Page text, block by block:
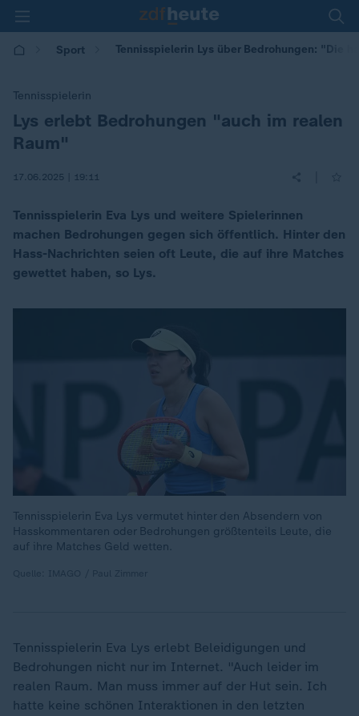
Sport Tennisspielerin Lys über Bedrohungen: "Die
Tennisspielerin
:Lys erlebt Bedrohungen "auch im realen
Raum"
17.06.2025 | 19:11
Tennisspielerin Eva Lys und weitere Spielerinnen
machen Bedrohungen gegen sich öffentlich. Hinter den
Hass-Nachrichten seien oft Leute, die auf ihre Matches
gewettet haben, so Lys.
Tennisspielerin Eva Lys vermutet hinter den Absendern von
Hasskommentaren oder Bedrohungen größtenteils Leute, die
auf ihre Matches Geld wetten.
Tennisspielerin Eva Lys erlebt Beleidigungen und
Bedrohungen nicht nur im Internet. "Auch leider im
realen Raum. Man muss immer auf der Hut sein. Ich
hatte keine schönen Interaktionen in den letzten